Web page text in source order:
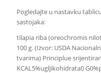
Pogledajte u nastavku
sastojaka:
tilapia riba (oreochromis
100 g. (Izvor: USDA
tvarima) Principlue
KCAL5%ugljikohidrata0